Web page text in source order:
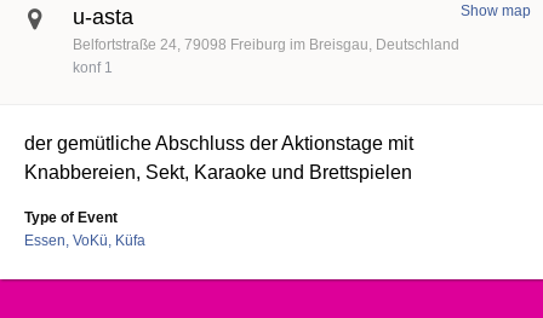
u-asta
Belfortstraße 24 79098 Freiburg im Breisgau Deutschland
Show map
konf 1
der gemütliche Abschluss der Aktionstage mit
Knabbereien, Sekt, Karaoke und Brettspielen
Type of Event
Essen, VoKü, Küfa